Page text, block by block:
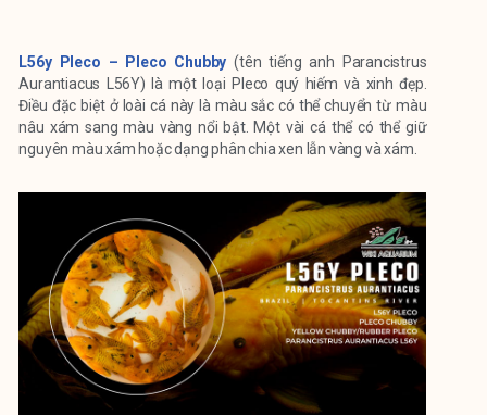
L56y Pleco – Pleco Chubby (tên tiếng anh Parancistrus
Aurantiacus L56Y) là một loại Pleco quý hiếm và xinh đẹp.
Điều đặc biệt ở loài cá này là màu sắc có thể chuyển từ màu
nâu xám sang màu vàng nổi bật. Một vài cá thể có thể giữ
nguyên màu xám hoặc dạng phân chia xen lẫn vàng và xám.